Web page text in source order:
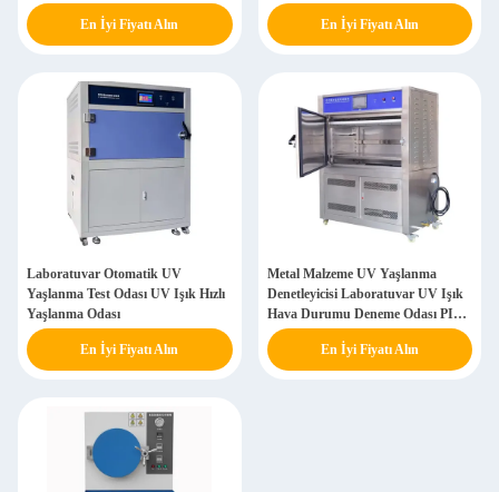
En İyi Fiyatı Alın En İyi Fiyatı Alın
Laboratuvar Otomatik UV
Yaşlanma Test Odası UV Işık Hızlı
Yaşlanma Odası
En İyi Fiyatı Alın
Metal Malzeme UV Yaşlanma
Denetleyicisi Laboratuvar UV Işık
Hava Durumu Deneme Odası PID
Kontrolü
En İyi Fiyatı Alın